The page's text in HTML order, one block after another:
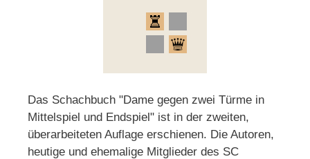
Das Schachbuch "Dame gegen zwei Türme in
Mittelspiel und Endspiel" ist in der zweiten,
überarbeiteten Auflage erschienen. Die Autoren,
heutige und ehemalige Mitglieder des SC